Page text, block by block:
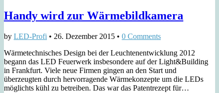
Handy wird zur Wärmebildkamera
by LED-Profi • 26. Dezember 2015 • 0 Comments
Wärmetechnisches Design bei der Leuchtenentwicklung 2012
begann das LED Feuerwerk insbesondere auf der Light&Building
in Frankfurt. Viele neue Firmen gingen an den Start und
überzeugten durch hervorragende Wärmekonzepte um die LEDs
möglichts kühl zu betreiben. Das war das Patentrezept für…